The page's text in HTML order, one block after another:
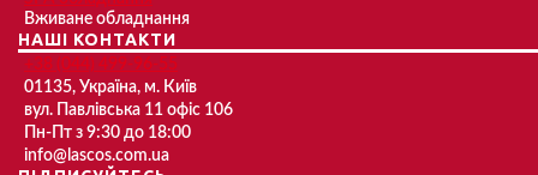
Вживане обладнання
НАШІ КОНТАКТИ
+38 (044) 499-96-55
01135, Україна, м. Київ
вул. Павлівська 11 офіс 106
Пн-Пт з 9:30 до 18:00
info@lascos.com.ua